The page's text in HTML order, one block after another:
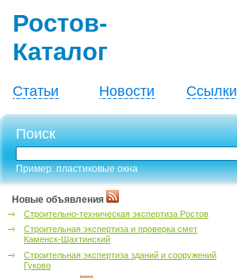
Ростов-
Каталог
Статьи Новости Ссылки
Поиск
Пример: пластиковые окна
Новые объявления
Строительно-техническая экспертиза Ростов
Строительная экспертиза и проверка смет
Каменск-Шахтинский
Строительная экспертиза зданий и сооружений
Гуково